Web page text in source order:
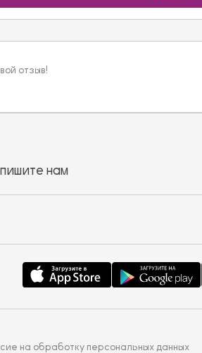
отзыв!
нам
на обработку персональных данных